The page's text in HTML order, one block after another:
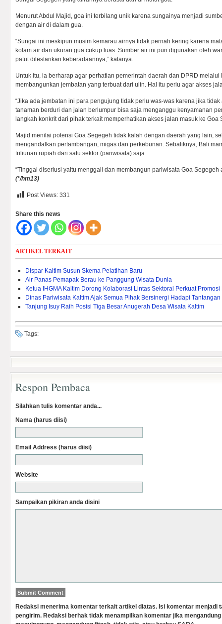
Menurut Abdul Majid, goa ini terbilang unik karena sungainya menjadi
dengan air di dalam gua.
“Sungai ini meskipun musim kemarau airnya tidak pernah kering karena
kolam air dan ukuran gua cukup luas. Sumber air ini pun digunakan oleh
patut dilestarikan keberadaannya,” katanya.
Untuk itu, ia berharap agar perhatian pemerintah daerah dan DPRD
membangunkan jembatan yang terbuat dari ulin. Hal itu perlu agar akses
“Jika ada jembatan ini para pengujung tidak perlu was-was karena jika
tanaman berduri dan jalan berlumpur bisa saja menganggu kenyamanan
langkah konkrit dari pihak terkait memperhatikan akses jalan masuk ke Goa
Majid menilai potensi Goa Segegeh tidak kalah dengan daerah yang lain,
mengandalkan pertambangan, migas dan perkebunan. Sebaliknya, Bali
triliunan rupiah dari satu sektor (pariwisata) saja.
“Tinggal diseriusi yaitu menggali dan membangun pariwisata Goa Segegeh
(*/hm13)
Post Views: 331
Share this news
ARTIKEL TERKAIT
Dispar Kaltim Susun Skema Pelatihan Baru
Air Panas Pemapak Berau ke Panggung Wisata Dunia
Ketua IHGMA Kaltim Dorong Kolaborasi Lintas Sektoral Perkuat
Dinas Pariwisata Kaltim Ajak Semua Pihak Bersinergi Hadapi Tantangan
Tanjung Isuy Raih Posisi Tiga Besar Anugerah Desa Wisata Kaltim
Tags:
Respon Pembaca
Silahkan tulis komentar anda...
Nama (harus diisi)
Email Address (harus diisi)
Website
Sampaikan pikiran anda disini
Redaksi menerima komentar terkait artikel diatas. Isi komentar menjadi
pengirim. Redaksi berhak tidak menampilkan komentar jika